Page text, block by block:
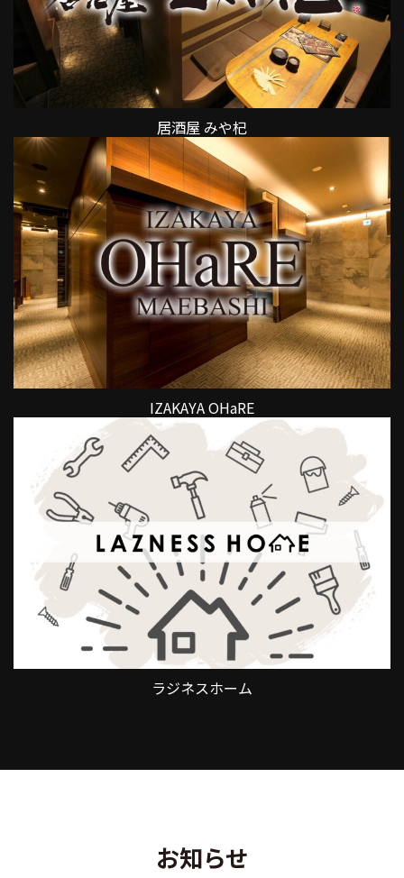
居酒屋 みや杞
IZAKAYA OHaRE
ラジネスホーム
お知らせ